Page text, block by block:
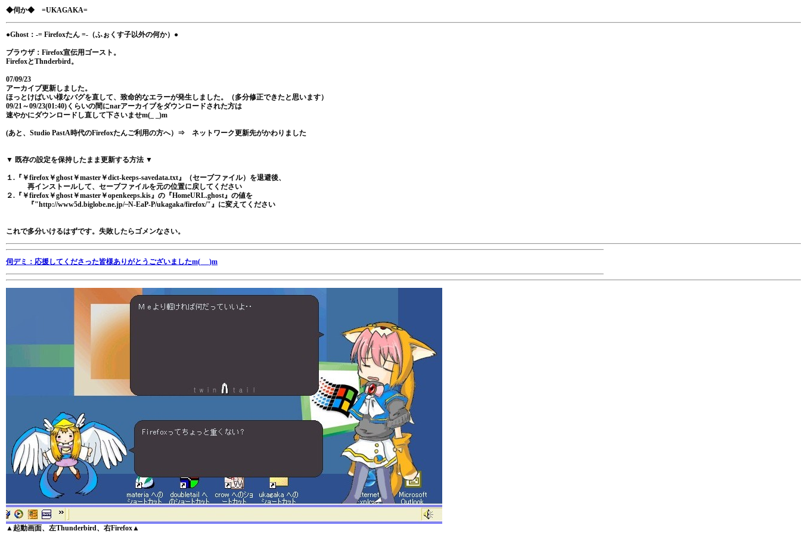
◆伺か◆ =UKAGAKA=
●Ghost：-= Firefoxたん =-（ふぉくす子以外の何か）●
ブラウザ：Firefox宣伝用ゴースト。
FirefoxとThnderbird。
07/09/23
アーカイブ更新しました。
ほっとけばいい様なバグを直して、致命的なエラーが発生しました。（多分修正できたと思います）
09/21～09/23(01:40)くらいの間にnarアーカイブをダウンロードされた方は
速やかにダウンロードし直して下さいませm(_ _)m
(あと、Studio PastA時代のFirefoxたんご利用の方へ）⇒ ネットワーク更新先がかわりました
▼ 既存の設定を保持したまま更新する方法 ▼
１.『￥firefox￥ghost￥master￥dict-keeps-savedata.txt』（セーブファイル）を退避後、
再インストールして、セーブファイルを元の位置に戻してください
２.『￥firefox￥ghost￥master￥openkeeps.kis』の『HomeURL.ghost』の値を
『"http://www5d.biglobe.ne.jp/~N-EaP-P/ukagaka/firefox/"』に変えてください
これで多分いけるはずです。失敗したらゴメンなさい。
伺デミ：応援してくださった皆様ありがとうございましたm(_ _)m
▲起動画面、左Thunderbird、右Firefox▲